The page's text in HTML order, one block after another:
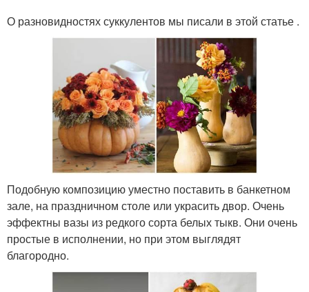
О разновидностях суккулентов мы писали в этой статье .
Подобную композицию уместно поставить в банкетном
зале, на праздничном столе или украсить двор. Очень
эффектны вазы из редкого сорта белых тыкв. Они очень
простые в исполнении, но при этом выглядят
благородно.